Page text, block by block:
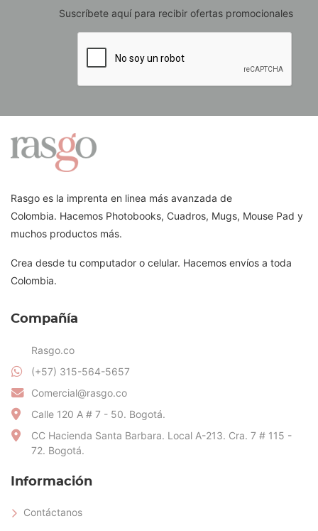
Suscríbete aquí para recibir ofertas promocionales
Rasgo es la imprenta en linea más avanzada de
Colombia. Hacemos Photobooks, Cuadros, Mugs, Mouse Pad y
muchos productos más.
Crea desde tu computador o celular. Hacemos envíos a toda
Colombia.
Compañía
Rasgo.co
(+57) 315-564-5657
Comercial@rasgo.co
Calle 120 A # 7 - 50. Bogotá.
CC Hacienda Santa Barbara. Local A-213. Cra. 7 # 115 -
72. Bogotá.
Información
Contáctanos